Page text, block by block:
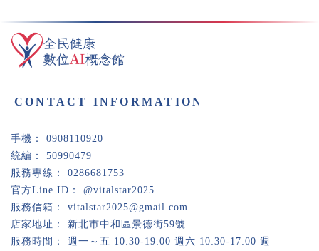
@vitalstar2025
0286681753
0908110920
50990479
vitalstar2025@gmail.com
新北市中和區景德街59號
週一～五 10:30-19:00 週六 10:30-17:00 週